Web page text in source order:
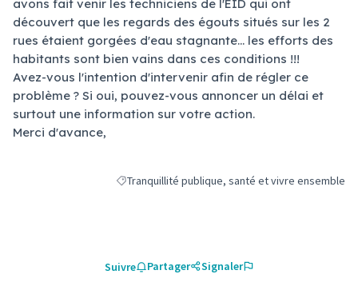
avons fait venir les techniciens de l'EID qui ont
découvert que les regards des égouts situés sur les 2
rues étaient gorgées d'eau stagnante... les efforts des
habitants sont bien vains dans ces conditions !!!
Avez-vous l'intention d'intervenir afin de régler ce
problème ? Si oui, pouvez-vous annoncer un délai et
surtout une information sur votre action.
Merci d'avance,
Filtrer les résultats de la catégorie : Tranquillité
Tranquillité publique, santé et vivre ensemble
Suivre Partager Signaler